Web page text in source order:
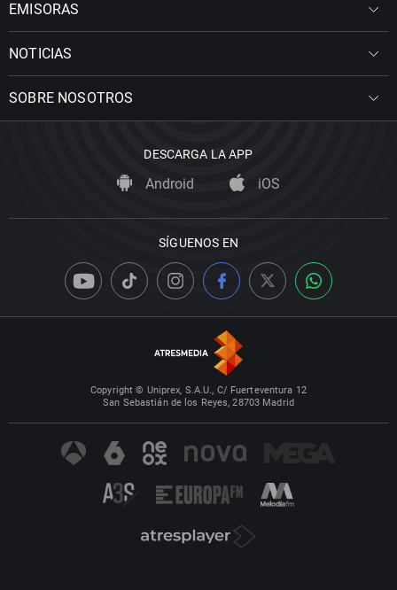
EMISORAS
NOTICIAS
SOBRE NOSOTROS
DESCARGA LA APP
Android iOS
SÍGUENOS EN
Copyright © Uniprex, S.A.U., C/ Fuerteventura 12
San Sebastián de los Reyes, 28703 Madrid